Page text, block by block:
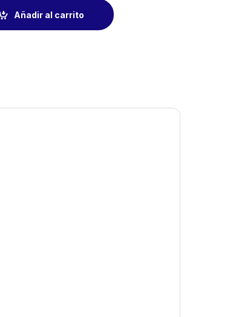
Añadir al carrito